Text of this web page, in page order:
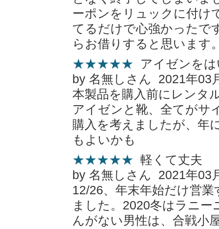
ーポンをリュックに付け
てるだけで心強かったで
らお借りすると思います
★★★★★ アイゼンを
by 名無しさん 2021年03
本製品を購入前にレン
アイゼンと靴、全てがサ
購入を考えましたが、年
もよいかも
★★★★★ 軽くて丈夫
by 名無しさん 2021年03
12/26、年末年始だけ営
ました。2020冬はラニ
んがない男性は、合戦小